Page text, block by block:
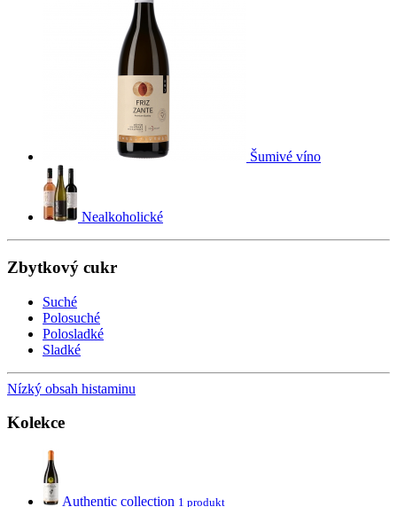
Šumivé víno
Nealkoholické
Zbytkový cukr
Suché
Polosuché
Polosladké
Sladké
Nízký obsah histaminu
Kolekce
Authentic collection 1 produkt